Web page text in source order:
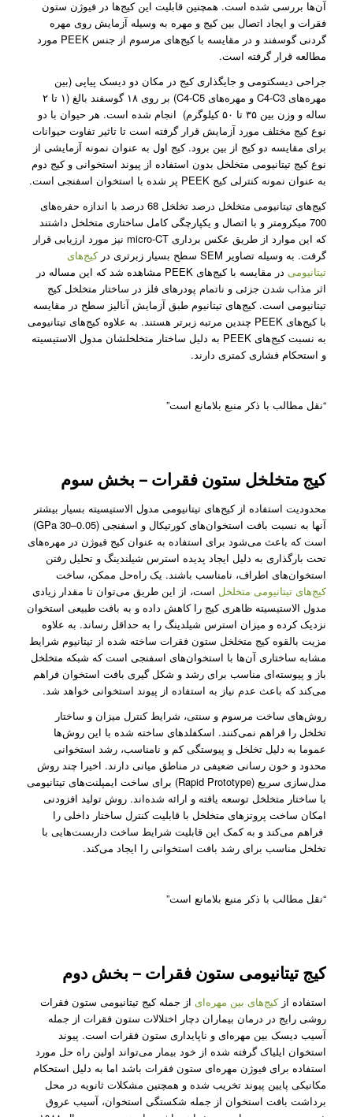
آن‌ها بررسی شده است. همچنین قابلیت‌ این کیج‌ها در فیوژن ستون
فقرات و ایجاد اتصال بین کیج و مهره به وسیله آزمایش روی مهره
گردنی گوسفند و در مقایسه با کیج‌های مرسوم از جنس PEEK مورد
مطالعه قرار گرفته است.
جراحی دیسکتومی و جایگذاری کیج در مکان دو دیسک پیاپی (بین
مهره‌های C4-C3 و مهره‌های C4-C5) بر روی ۱۸ گوسفند بالغ (۱ تا ۲
ساله و وزن بین ۳۵ تا ۵۰ کیلوگرم) انجام شده است. هر حیوان با دو
نوع کیج مختلف مورد آزمایش قرار گرفته است تا تاثیر تفاوت حیوانات
برای مقایسه دو کیج از بین برود. کیج اول به عنوان نمونه آزمایشی از
نوع کیج تیتانیومی متخلخل بدون استفاده از پیوند‌ استخوانی و کیج دوم
به عنوان نمونه کنترلی کیج‌ PEEK پر شده با استخوان اسفنجی است.
کیج‌های تیتانیومی متخلخل درصد تخلخل 68 درصد با اندازه حفره‌های
700 میکرومتر و با اتصال و یکپارچگی کامل ساختاری متخلخل داشتند
که این موارد از طریق عکس برداری micro-CT نیز مورد ارزیابی قرار
گرفت. به وسیله تصاویر SEM سطح بسیار زبرتری در
کیج‌های
تیتانیومی
در مقایسه با کیج‌های PEEK مشاهده شد که این مساله در
اثر مذاب شدن جزئی و ناتمام پودر‌‌های فلز در ساختار متخلخل کیج
تیتانیومی است. کیج‌های تیتانیوم طبق آزمایش آنالیز سطح در مقایسه
با کیج‌های PEEK چندین مرتبه زبرتر هستند. به علاوه کیج‌های تیتانیومی
به نسبت کیج‌های PEEK به دلیل ساختار متخلخلشان مدول الاستیسیته
و استحکام فشاری کمتری دارند.
“نقل مطالب با ذکر منبع بلامانع است”
کیج متخلخل ستون فقرات – بخش سوم
محدودیت استفاده از کیج‌های تیتانیومی مدول الاستیسیته بسیار بیشتر
آنها به نسبت بافت استخوان‌های کورتیکال و اسفنجی (0.05–30 GPa)
است که باعث می‌شود برای استفاده به عنوان کیج فیوژن در مهره‌های
تحت بارگذاری به دلیل ایجاد پدیده استرس شیلندینگ و تحلیل رفتن
استخوان‌های اطراف، نا‌مناسب باشند. یک راه‌حل ممکن، ساخت
کیج‌های تیتانیومی متخلخل است، از این طریق می‌توان تا مقدار زیادی
مدول الاستیسیته ظاهری کیج‌ را کاهش داده و به بافت طبیعی استخوان
نزدیک کرده و میزان استرس شیلدینگ را به حداقل رساند. به علاوه
مزیت بالقوه کیج متخلخل ستون فقرات ساخته شده از تیتانیوم شرایط
مشابه ساختاری آن‌ها با استخوان‌های اسفنجی است که شبکه متخلخل
باز و پیوسته‌ای مناسب برای رشد و شکل گیری بافت استخوان فراهم
می‌کند که باعث عدم نیاز به استفاده از پیوند استخوانی خواهد شد.
روش‌های ساخت مرسوم و سنتی، شرایط کنترل میزان و ساختار
تخلخل را فراهم نمی‌کنند. اسکفلد‌های ساخته شده با این روش‌ها
عموما به دلیل تخلخل و پیوستگی کم و نامناسب، رشد استخوانی
محدود و خون رسانی ضعیفی در مناطق میانی دارند. اخیرا چند روش
مدل‌سازی سریع (Rapid Prototype) برای ساخت ایمپلنت‌های تیتانیومی
با ساختار متخلخل توسعه یافته‌ و ارائه شده‌اند. روش تولید افزودنی
امکان ساخت پروتز‌‌های متخلخل با قابلیت کنترل ساختار داخلی را
فراهم می‌کند و به کمک این قابلیت شرایط ساخت داربست‌هایی با
تخلخل مناسب برای رشد بافت استخوانی را ایجاد می‌کند.
“نقل مطالب با ذکر منبع بلامانع است”
کیج تیتانیومی ستون فقرات – بخش دوم
استفاده ازکیج‌های بین مهره‌ایاز جمله کیج تیتانیومی ستون فقرات
روشی رایج در درمان بیمار‌ان دچار اختلالات ستون فقرات از جمله
آسیب دیسک بین مهره‌ای و ناپایداری ستون فقرات است. پیوند
استخوان ایلیاک گرفته شده از خود بیمار می‌تواند اولین راه حل مورد
استفاده برای فیوژن مهر‌ه‌ای ستون فقرات باشد اما به دلیل استحکام
مکانیکی پایین پیوند تخریب ‌شده و همچنین مشکلات ثانویه در محل
برداشت بافت استخوان از جمله شکستگی استخوان، آسیب عروق